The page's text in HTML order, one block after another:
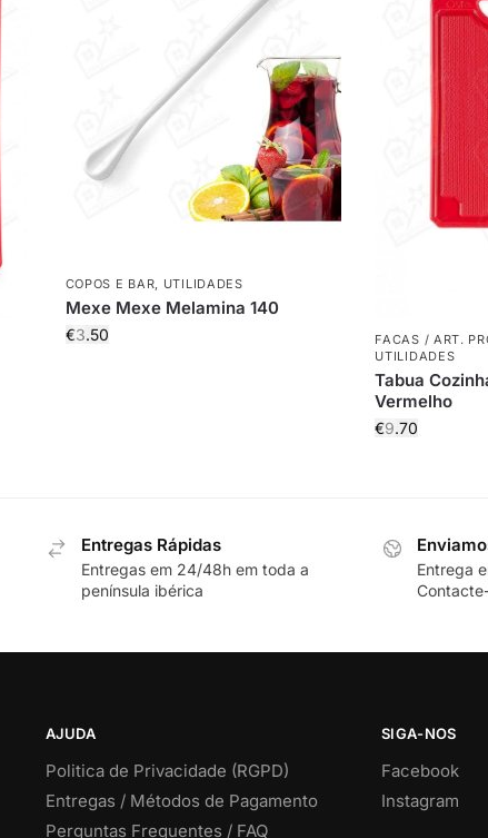
COPOS E BAR UTILIDADES
Mexe Mexe Melamina 140
€3.50 FACAS / ART.
UTILIDADES
Tabua
Vermelho
€9.70
Entregas Rápidas
Entregas em 24/48h em toda a
península ibérica
Entrega
AJUDA
Politica de Privacidade (RGPD)
Entregas / Métodos de Pagamento
Perguntas Frequentes / FAQ
SIGA-NOS
Facebook
Instagram